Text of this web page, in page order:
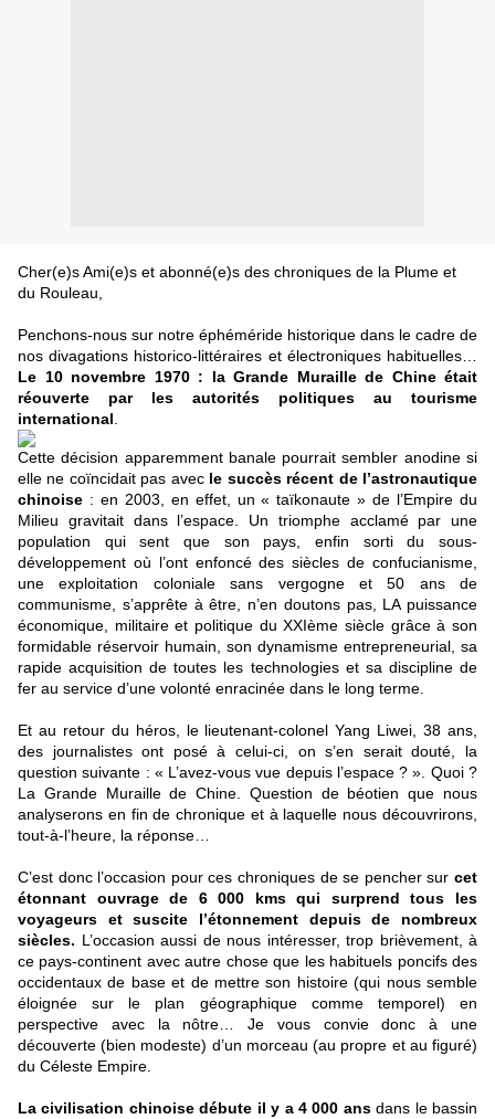
Cher(e)s Ami(e)s et abonné(e)s des chroniques de la Plume et
du Rouleau,
Penchons-nous sur notre éphéméride historique dans le cadre de
nos divagations historico-littéraires et électroniques habituelles…
Le 10 novembre 1970 : la Grande Muraille de Chine était
réouverte par les autorités politiques au tourisme
international
Cette décision apparemment banale pourrait sembler anodine si
elle ne coïncidait pas avec le succès récent de l’astronautique
chinoise : en 2003, en effet, un « taïkonaute » de l’Empire du
Milieu gravitait dans l’espace. Un triomphe acclamé par une
population qui sent que son pays, enfin sorti du sous-
développement où l’ont enfoncé des siècles de confucianisme,
une exploitation coloniale sans vergogne et 50 ans de
communisme, s’apprête à être, n’en doutons pas, LA puissance
économique, militaire et politique du XXIème siècle grâce à son
formidable réservoir humain, son dynamisme entrepreneurial, sa
rapide acquisition de toutes les technologies et sa discipline de
fer au service d’une volonté enracinée dans le long terme.
Et au retour du héros, le lieutenant-colonel Yang Liwei, 38 ans,
des journalistes ont posé à celui-ci, on s’en serait douté, la
question suivante : « L’avez-vous vue depuis l’espace ? ». Quoi ?
La Grande Muraille de Chine. Question de béotien que nous
analyserons en fin de chronique et à laquelle nous découvrirons,
tout-à-l’heure, la réponse…
C’est donc l’occasion pour ces chroniques de se pencher sur cet
étonnant ouvrage de 6 000 kms qui surprend tous les
voyageurs et suscite l’étonnement depuis de nombreux
siècles. L’occasion aussi de nous intéresser, trop brièvement, à
ce pays-continent avec autre chose que les habituels poncifs des
occidentaux de base et de mettre son histoire (qui nous semble
éloignée sur le plan géographique comme temporel) en
perspective avec la nôtre… Je vous convie donc à une
découverte (bien modeste) d’un morceau (au propre et au figuré)
du Céleste Empire.
La civilisation chinoise débute il y a 4 000 ansdans le bassin